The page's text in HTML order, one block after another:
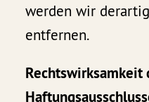
werden wir
entfernen.
Rechtswirksamkeit